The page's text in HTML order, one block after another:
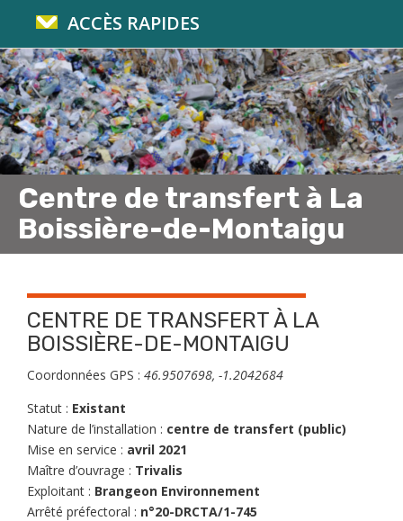
ACCÈS RAPIDES
Centre de transfert à La
Boissière-de-Montaigu
CENTRE DE TRANSFERT À LA
BOISSIÈRE-DE-MONTAIGU
Coordonnées GPS : 46.9507698, -1.2042684
Statut : Existant
Nature de l’installation : centre de transfert (public)
Mise en service : avril 2021
Maître d’ouvrage : Trivalis
Exploitant : Brangeon Environnement
Arrêté préfectoral : n°20-DRCTA/1-745